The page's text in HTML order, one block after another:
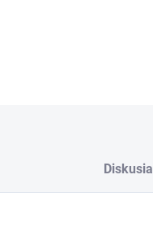
Diskusia